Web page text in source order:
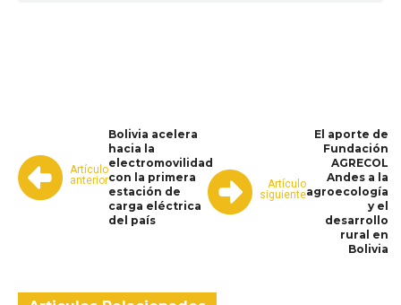
Artículo
anterior
Bolivia acelera
hacia la
electromovilidad
con la primera
estación de
carga eléctrica
del país
Artículo
siguiente
El aporte de
Fundación
AGRECOL
Andes a la
agroecología
y el
desarrollo
rural en
Bolivia